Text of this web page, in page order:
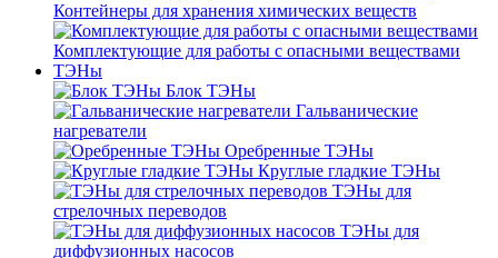
Контейнеры для хранения химических веществ
Комплектующие для работы с опасными веществами
ТЭНы
Блок ТЭНы
Гальванические
нагреватели
Оребренные ТЭНы
Круглые гладкие ТЭНы
ТЭНы для
стрелочных переводов
ТЭНы для
диффузионных насосов